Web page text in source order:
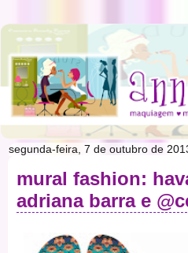
segunda-feira, 7 de outubro de
mural fashion:
adriana barra e